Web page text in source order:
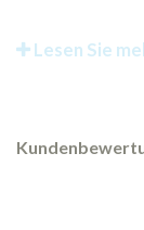
Lesen Sie